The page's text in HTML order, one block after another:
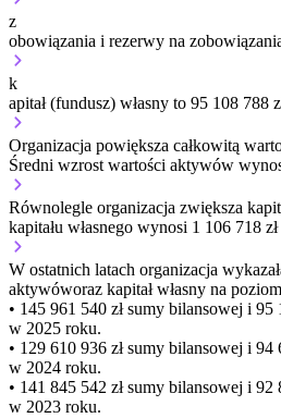
z
obowiązania i rezerwy na
k
apitał (fundusz) własny to 95 108 788
Organizacja powiększa całkowitą
Średni wzrost wartości aktywów
Równolegle organizacja zwiększa
kapitału własnego wynosi 1 106 718
W ostatnich latach organizacja
aktywóworaz kapitał własny na
• 145 961 540 złsumy bilansowej i 95
w 2025 roku.
• 129 610 936 złsumy bilansowej i 94
w 2024 roku.
• 141 845 542 złsumy bilansowej i 92
w 2023 roku.